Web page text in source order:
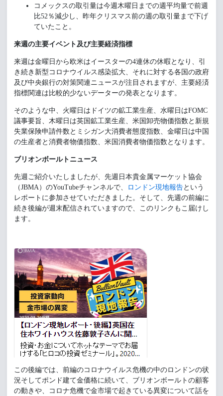
コメックスの取引量は今週木曜日までの週平均量で前週
比52％減少し、昨年クリスマス前の週の取引量まで下げ
ていたこと。
来週の主要イベント及び主要経済指標
来週は金曜日から欧米はイースターの4連休の休暇となり、引
き続き新型コロナウイルス感染拡大、それに対する各国の政府
及び中央銀行の対策関連ニュースが注目されますが、主要経済
指標関連は比較的少ないデーターの発表となります。
そのような中、火曜日はドイツの鉱工業生産、水曜日はFOMC
議事要旨、木曜日は英国鉱工業生産、米国卸売物価指数と新規
失業保険申請件数とミシガン大消費者態度指数、金曜日は中国
の生産者と消費者物価指数、米国消費者物価指数となります。
ブリオンボールトニュース
先週ご紹介いたしましたが、先週日本貴金属マーケット協会
（JBMA）のYouTubeチャンネルで、
ロンドン現地報告という
レポートに参加させていただきました。そして、先週の前編に
続き後編が週末配信されていますので、このリンクもこ届けし
ます。
この後編では、前編のコロナウイルス危機の中のロンドンの状
況そしてポンド建て金価格に続いて、ブリオンボールトの顧客
の動きや、コロナ危機で金市場で起きている異変について話を